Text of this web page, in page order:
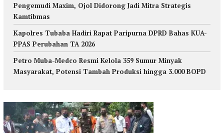
Pengemudi Maxim, Ojol Didorong Jadi Mitra Strategis
Kamtibmas
Kapolres Tubaba Hadiri Rapat Paripurna DPRD Bahas KUA-
PPAS Perubahan TA 2026
Petro Muba-Medco Resmi Kelola 359 Sumur Minyak
Masyarakat, Potensi Tambah Produksi hingga 3.000 BOPD